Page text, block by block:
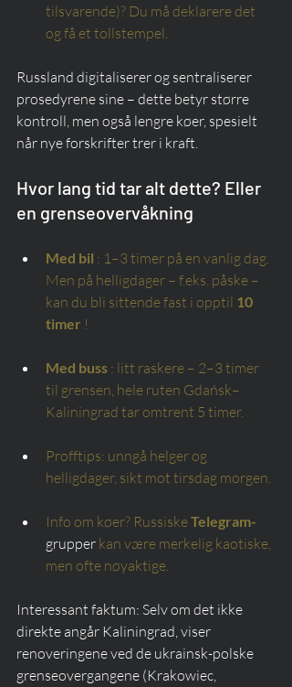
tilsvarende)? Du må deklarere det
og få et tollstempel.
Russland digitaliserer og sentraliserer
prosedyrene sine – dette betyr større
kontroll, men også lengre køer, spesielt
når nye forskrifter trer i kraft.
Hvor lang tid tar alt dette? Eller
en grenseovervåkning
Med bil : 1–3 timer på en vanlig dag.
Men på helligdager – f.eks. påske –
kan du bli sittende fast i opptil 10
timer !
Med buss : litt raskere – 2–3 timer
til grensen, hele ruten Gdańsk–
Kaliningrad tar omtrent 5 timer.
Profftips: unngå helger og
helligdager, sikt mot tirsdag morgen.
Info om køer? RussiskeTelegram-
grupper kan være merkelig kaotiske,
men ofte nøyaktige.
Interessant faktum: Selv om det ikke
direkte angår Kaliningrad, viser
renoveringene ved de ukrainsk-polske
grenseovergangene (Krakowiec,